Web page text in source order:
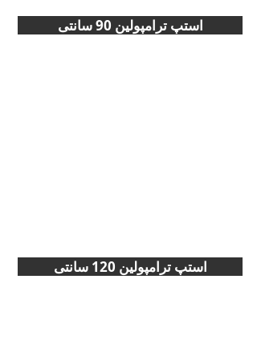
استپ ترامپولين 90 سانتی
استپ ترامپولين 120 سانتی